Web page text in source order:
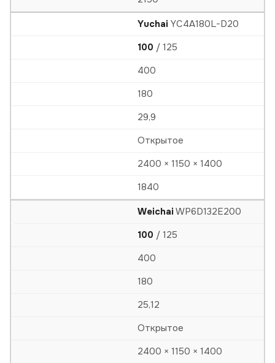
Yuchai YC4A180L-D20
100 / 125
400
180
29,9
Открытое
2400 × 1150 × 1400
1840
Weichai WP6D132E200
100 / 125
400
180
25,12
Открытое
2400 × 1150 × 1400